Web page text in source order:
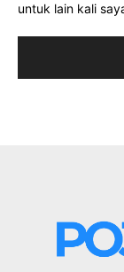
untuk lain kali